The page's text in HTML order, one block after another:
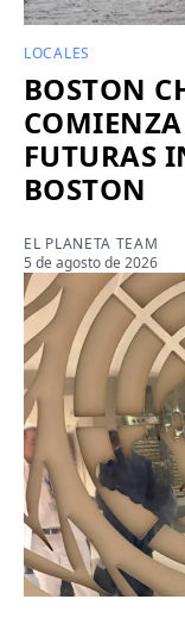
LOCALES
BOSTON
FUTURAS
BOSTON
EL PLANETA TEAM
5 de agosto de 2026